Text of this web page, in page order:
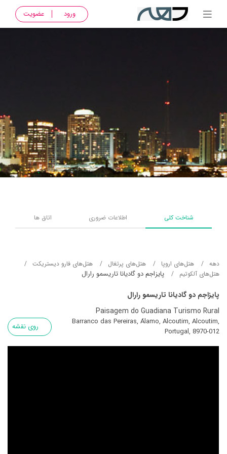
ورود عضویت
شناخت کلی اطلاعات ضروری اتاق ها
دهه هتل‌های اروپا هتل‌های پرتغال
هتل‌های فارو دیستریکت
هتل‌های آلکوتیم
پایزاجم دو گادیانا تاریسمو رارال
پایزاجم دو گادیانا تاریسمو رارال
Paisagem do Guadiana Turismo Rural
Barranco das Pereiras, Álamo, Alcoutim, Alcoutim,
Portugal, 8970-012
روی نقشه